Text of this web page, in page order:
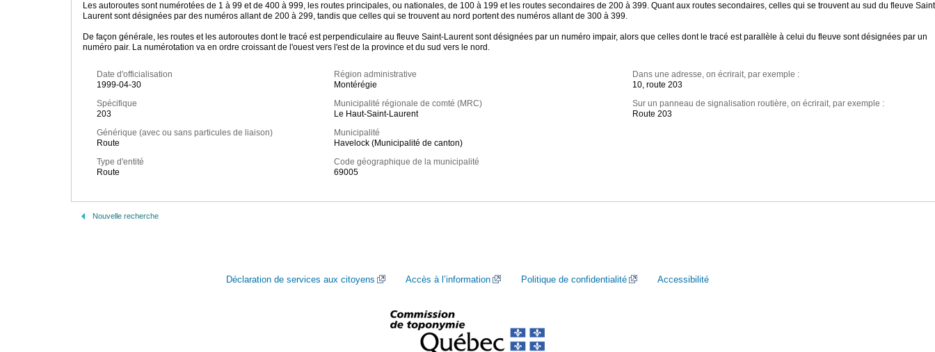
Les autoroutes sont numérotées de 1 à 99 et de 400 à 999, les routes principales, ou nationales, de 100 à 199 et les routes secondaires de 200 à 399. Quant aux routes secondaires, celles qui se trouvent au sud du fleuve
Laurent sont désignées par des numéros allant de 200 à 299, tandis que celles qui se trouvent au nord portent des numéros allant de 300 à 399.
De façon générale, les routes et les autoroutes dont le tracé est perpendiculaire au fleuve Saint-Laurent sont désignées par un numéro impair, alors que celles dont le tracé est parallèle à celui du fleuve sont désignées par un
numéro pair. La numérotation va en ordre croissant de l'ouest vers l'est de la province et du sud vers le nord.
Date d'officialisation
1999-04-30
Spécifique
203
Générique (avec ou sans particules de liaison)
Route
Type d'entité
Route
Région administrative
Montérégie
Municipalité régionale de comté (MRC)
Le Haut-Saint-Laurent
Municipalité
Havelock (Municipalité de canton)
Code géographique de la municipalité
69005
Dans une adresse, on écrirait, par exemple :
10, route 203
Sur un panneau de signalisation routière, on écrirait, par exemple :
Route 203
Nouvelle recherche
Déclaration de services aux citoyens Accès à l’information Politique de confidentialité Accessibilité